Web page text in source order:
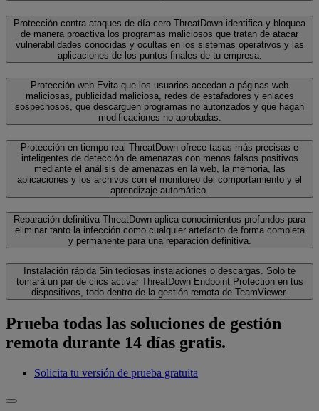
Protección contra ataques de día cero ‌ThreatDown identifica y bloquea
de manera proactiva los programas maliciosos que tratan de atacar
vulnerabilidades conocidas y ocultas en los sistemas operativos y las
aplicaciones de los puntos finales de tu empresa.
Protección web Evita que los usuarios accedan a páginas web
maliciosas, publicidad maliciosa, redes de estafadores y enlaces
sospechosos, que descarguen programas no autorizados y que hagan
modificaciones no aprobadas.
Protección en tiempo real ThreatDown ofrece tasas más precisas e
inteligentes de detección de amenazas con menos falsos positivos
mediante el análisis de amenazas en la web, la memoria, las
aplicaciones y los archivos con el monitoreo del comportamiento y el
aprendizaje automático.
Reparación definitiva ThreatDown aplica conocimientos profundos para
eliminar tanto la infección como cualquier artefacto de forma completa
y permanente para una reparación definitiva.
Instalación rápida Sin tediosas instalaciones o descargas. Solo te
tomará un par de clics activar ThreatDown Endpoint Protection en tus
dispositivos, todo dentro de la gestión remota de TeamViewer.
Prueba todas las soluciones de gestión
remota durante 14 días gratis.
Solicita tu versión de prueba gratuita